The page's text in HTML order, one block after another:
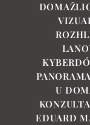
U
EDUARD